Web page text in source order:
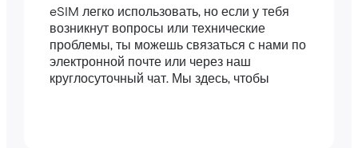
eSIM легко использовать, но если у тебя
возникнут вопросы или технические
проблемы, ты можешь связаться с нами по
электронной почте или через наш
круглосуточный чат. Мы здесь, чтобы